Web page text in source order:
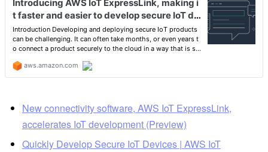
New connectivity software, AWS IoT ExpressLink,
accelerates IoT development (Preview)
Quickly Develop Secure IoT Devices | AWS IoT